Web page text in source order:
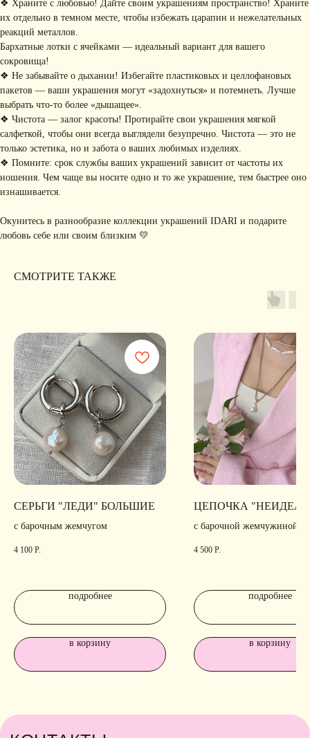
❖ Храните с любовью! Дайте своим украшениям пространство! Храните
их отдельно в темном месте, чтобы избежать царапин и нежелательных
реакций металлов.
Бархатные лотки с ячейками — идеальный вариант для вашего
сокровища!
❖ Не забывайте о дыхании! Избегайте пластиковых и целлофановых
пакетов — ваши украшения могут «задохнуться» и потемнеть. Лучше
выбрать что-то более «дышащее».
❖ Чистота — залог красоты! Протирайте свои украшения мягкой
салфеткой, чтобы они всегда выглядели безупречно. Чистота — это не
только эстетика, но и забота о ваших любимых изделиях.
❖ Помните: срок службы ваших украшений зависит от частоты их
ношения. Чем чаще вы носите одно и то же украшение, тем быстрее оно
изнашивается.
Окунитесь в разнообразие коллекции украшений IDARI и подарите
любовь себе или своим близким 💛
СМОТРИТЕ ТАКЖЕ
СЕРЬГИ "ЛЕДИ" БОЛЬШИЕ
с барочным жемчугом
4 100 Р.
подробнее
в корзину
ЦЕПОЧКА
с барочной жемчужиной
4 500 Р.
подробнее
в корзину
Сайт разработан
Digital-Step
ПОДПИШИТЕСЬ НА
РАССЫЛКУ
Я соглашаюсь с обработкой персональных данных в соответствии сполитикой
подписаться
• Доставка и оплата
• Рекомендации
• Новости
• Упаковка
• Каталог
ОГРН 324547600025580
ИНН 540405944704
Рассказываем о новых
коллекциях, акциях и трендах
МАГАЗИНА